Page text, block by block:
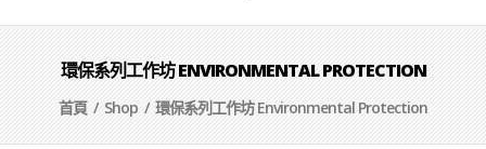
環保系列工作坊 ENVIRONMENTAL PROTECTION
首頁/ Shop / 環保系列工作坊 Environmental Protection